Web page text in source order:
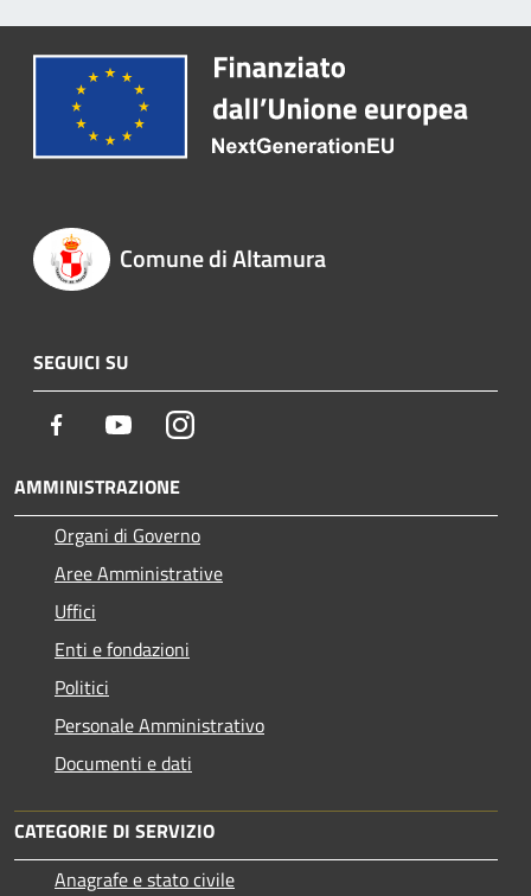
Comune di Altamura
SEGUICI SU
Facebook YoutubeInstagram
AMMINISTRAZIONE
Organi di Governo
Aree Amministrative
Uffici
Enti e fondazioni
Politici
Personale Amministrativo
Documenti e dati
CATEGORIE DI SERVIZIO
Anagrafe e stato civile